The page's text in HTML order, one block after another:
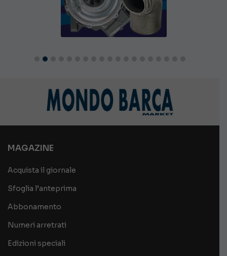
MAGAZINE
Acquista il giornale
Sfoglia l’anteprima
Abbonamento
Numeri arretrati
Edizioni speciali